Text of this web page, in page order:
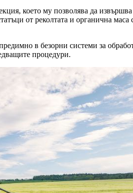
което му позволява да
от реколтата и органична
в безорни системи за
процедури.